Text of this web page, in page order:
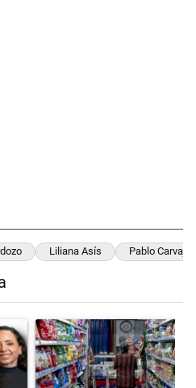
Liliana Asís Pablo Carvajal
título "Para Natalia Volosin el
Un artículo de tendencia con el